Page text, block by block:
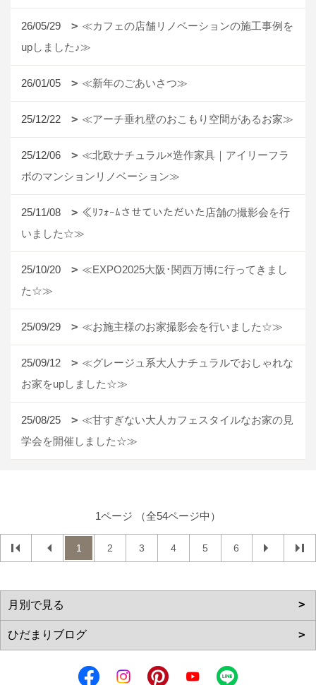
26/05/29
≪カフェの店舗リノベーションの施工事例を
upしました♪≫
26/01/05 ≪新年のごあいさつ≫
25/12/22 ≪アーチ垂れ壁のおこもり空間があるお家≫
25/12/06
≪北欧ナチュラル×造作家具｜アイリーフラ
ボのマンションリノベーション≫
25/11/08
≪ﾘﾌｫｰﾑさせていただいた店舗の撮影会を行
いました☆≫
25/10/20
≪EXPO2025大阪･関西万博に行ってきまし
た☆≫
25/09/29 ≪お施主様のお家撮影会を行いました☆≫
25/09/12
≪グレージュ系大人ナチュラルでおしゃれな
お家をupしました☆≫
25/08/25
≪甘すぎない大人カフェスタイルなお家の見
学会を開催しました☆≫
1ページ （全54ページ中）
1 2 3 4 5 6